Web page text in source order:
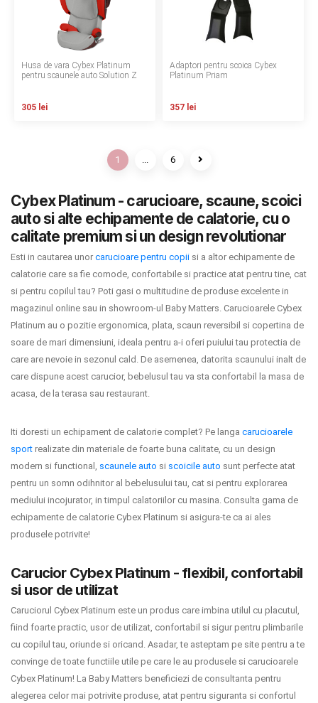
Husa de vara Cybex Platinum
pentru scaunele auto Solution Z
305 lei
Adaptori pentru scoica Cybex
Platinum Priam
357 lei
1 ... 6
Cybex Platinum - carucioare, scaune, scoici
auto si alte echipamente de calatorie, cu o
calitate premium si un design revolutionar
Esti in cautarea unor carucioare pentru copii si a altor echipamente de
calatorie care sa fie comode, confortabile si practice atat pentru tine, cat
si pentru copilul tau? Poti gasi o multitudine de produse excelente in
magazinul online sau in showroom-ul Baby Matters. Carucioarele Cybex
Platinum au o pozitie ergonomica, plata, scaun reversibil si copertina de
soare de mari dimensiuni, ideala pentru a-i oferi puiului tau protectia de
care are nevoie in sezonul cald. De asemenea, datorita scaunului inalt de
care dispune acest carucior, bebelusul tau va sta confortabil la masa de
acasa, de la terasa sau restaurant.
Iti doresti un echipament de calatorie complet? Pe langa carucioarele
sport realizate din materiale de foarte buna calitate, cu un design
modern si functional, scaunele auto si scoicile auto sunt perfecte atat
pentru un somn odihnitor al bebelusului tau, cat si pentru explorarea
mediului incojurator, in timpul calatoriilor cu masina. Consulta gama de
echipamente de calatorie Cybex Platinum si asigura-te ca ai ales
produsele potrivite!
Carucior Cybex Platinum - flexibil, confortabil
si usor de utilizat
Caruciorul Cybex Platinum este un produs care imbina utilul cu placutul,
fiind foarte practic, usor de utilizat, confortabil si sigur pentru plimbarile
cu copilul tau, oriunde si oricand. Asadar, te asteptam pe site pentru a te
convinge de toate functiile utile pe care le au produsele si carucioarele
Cybex Platinum! La Baby Matters beneficiezi de consultanta pentru
alegerea celor mai potrivite produse, atat pentru siguranta si confortul